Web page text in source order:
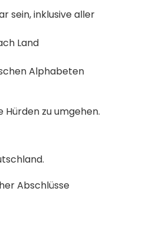
sein, inklusive aller
Land
Alphabeten
zu umgehen.
Abschlüsse